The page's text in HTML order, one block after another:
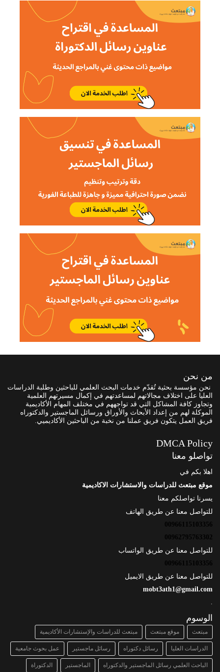
من نحن
نحن مؤسسة بحثية تُقدّم خدمات البحث العلمي للباحثين وطلبة الدراسات
العليا على اختلاف مجالاتهم لمساعدتهم في إكمال مسيرتهم العلمية
وتجاوز كافة المشاكل التي قد تواجههم في مختلف المهام الأكاديمية
الموكلة لهم من إعداد الأبحاث والأوراق ورسائل الماجستير والدكتوراه
فريق العمل يتكون فريق عملنا من نخبة من الباحثين الأكاديميي.
DMCA Policy
تواصلو معنا
اهلا بكم في
موقع مبتعث للدراسات والاستشارات الاكاديمية
يسرنا تواصلكم معنا
للتواصل معنا عن طريق الهاتف
00966115103356
00962795763302
للتواصل معنا عن طريق الواتساب
00966115103356
للتواصل معنا عن طريق الايميل
mobt3ath1@gmail.com
الوسوم
مبتعث موقع مبتعث مبتعث للدراسات والإستشارات الأكاديمية
الدراسات العليا رسائل دكتوراه رسائل ماجستير عمل بحوث جامعية
الباحث العلمي رسائل الماجستير والدكتوراه الماجستير الدكتوراة